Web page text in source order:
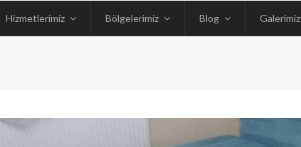
Hizmetlerimiz Bölgelerimiz Blog Galerimiz